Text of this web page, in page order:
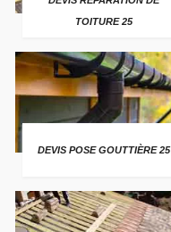
TOITURE 25
DEVIS POSE GOUTTIÈRE 25